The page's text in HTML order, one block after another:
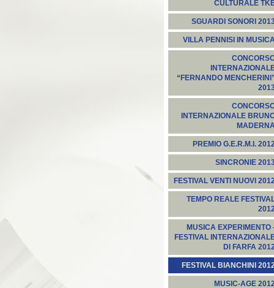
CULTURALE
SGUARDI SONORI
VILLA PENNISI IN MUSICA
“FERNANDO MENCHERINI”
INTERNAZIONALE
MADERNA
PREMIO G.E.R.M.I. 2012
SINCRONIE
FESTIVAL VENTI NUOVI 2012
TEMPO REALE
2012
MUSICA EXPERIMENTO
FESTIVAL
DI FARFA 2012
FESTIVAL BIANCHINI 2012
MUSIC-AGE 2012